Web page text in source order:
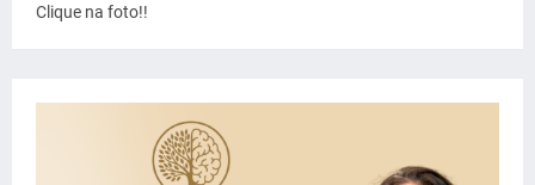
Clique na foto!!